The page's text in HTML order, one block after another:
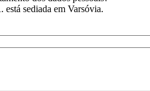
sediada em Varsóvia.